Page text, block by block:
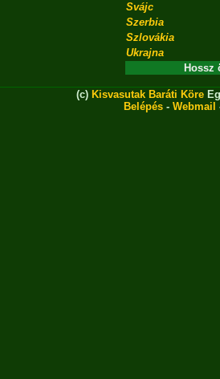
Svájc
Szerbia
Szlovákia
Ukrajna
Hossz
(c) Kisvasutak Baráti Köre
Belépés - Webmail